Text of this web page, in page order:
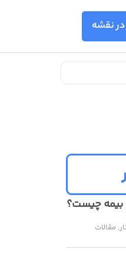
بیمه چیست؟
, مقالات